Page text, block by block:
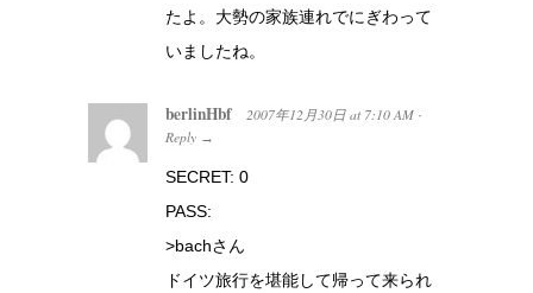
たよ。大勢の家族連れでにぎわって
いましたね。
berlinHbf 2007年12月30日 at 7:10 AM ·
Reply →
SECRET: 0
PASS:
>bachさん
ドイツ旅行を堪能して帰って来られ